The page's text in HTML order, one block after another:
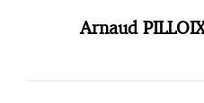
Arnaud